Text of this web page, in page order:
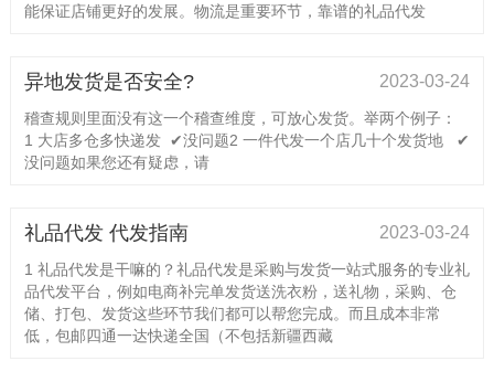
能保证店铺更好的发展。物流是重要环节，靠谱的礼品代发
异地发货是否安全? 2023-03-24
稽查规则里面没有这一个稽查维度，可放心发货。举两个例子：
1 大店多仓多快递发 ✔没问题2 一件代发一个店几十个发货地 ✔
没问题如果您还有疑虑，请
礼品代发 代发指南 2023-03-24
1 礼品代发是干嘛的？礼品代发是采购与发货一站式服务的专业礼
品代发平台，例如电商补完单发货送洗衣粉，送礼物，采购、仓
储、打包、发货这些环节我们都可以帮您完成。而且成本非常
低，包邮四通一达快递全国（不包括新疆西藏